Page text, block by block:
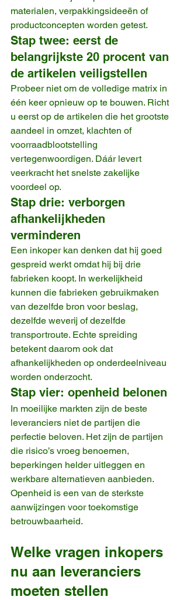
materialen, verpakkingsideeën of
productconcepten worden getest.
Stap twee: eerst de
belangrijkste 20 procent van
de artikelen veiligstellen
Probeer niet om de volledige matrix in
één keer opnieuw op te bouwen. Richt
u eerst op de artikelen die het grootste
aandeel in omzet, klachten of
voorraadblootstelling
vertegenwoordigen. Dáár levert
veerkracht het snelste zakelijke
voordeel op.
Stap drie: verborgen
afhankelijkheden
verminderen
Een inkoper kan denken dat hij goed
gespreid werkt omdat hij bij drie
fabrieken koopt. In werkelijkheid
kunnen die fabrieken gebruikmaken
van dezelfde bron voor beslag,
dezelfde weverij of dezelfde
transportroute. Echte spreiding
betekent daarom ook dat
afhankelijkheden op onderdeelniveau
worden onderzocht.
Stap vier: openheid belonen
In moeilijke markten zijn de beste
leveranciers niet de partijen die
perfectie beloven. Het zijn de partijen
die risico’s vroeg benoemen,
beperkingen helder uitleggen en
werkbare alternatieven aanbieden.
Openheid is een van de sterkste
aanwijzingen voor toekomstige
betrouwbaarheid.
Welke vragen inkopers
nu aan leveranciers
moeten stellen